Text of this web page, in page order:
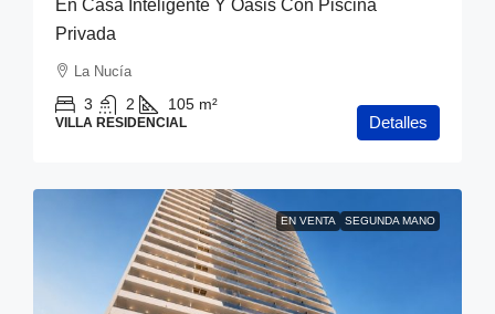
En Casa Inteligente Y Oasis Con Piscina
Privada
La Nucía
3 2 105 m²
VILLA RESIDENCIAL Detalles
EN VENTA SEGUNDA MANO